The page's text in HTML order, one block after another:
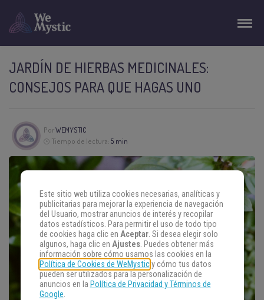
JARDÍN DE HIERBAS MEDICINALES:
CONSEJOS PARA QUE HAGAS UNO
PorWEMYSTIC
Tiempo de lectura: 5 min
Este sitio web utiliza cookies necesarias, analíticas y
publicitarias para mejorar la experiencia de navegación
del Usuario, mostrar anuncios de interés y recopilar
datos estadísticos. Para permitir el uso de todo tipo
de cookies haga clic en Aceptar. Si desea elegir solo
algunos, haga clic en Ajustes. Puedes obtener más
información sobre cómo usamos las cookies en la
Política de Cookies de WeMysticy cómo tus datos
pueden ser utilizados para la personalización de
anuncios en la Política de Privacidad y Términos de
Google.